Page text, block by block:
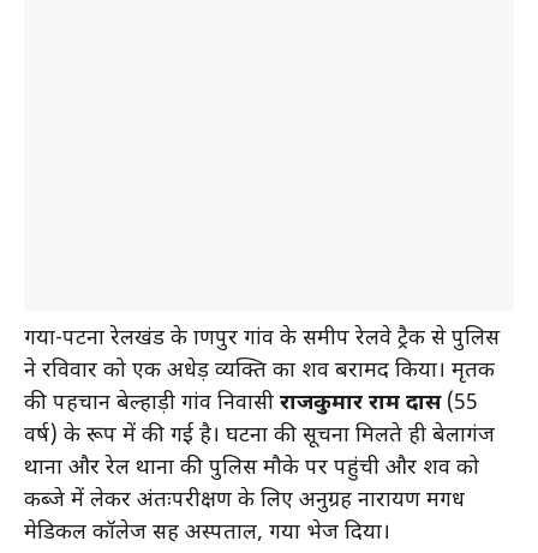
गया-पटना रेलखंड के प्राणपुर गांव के समीप रेलवे ट्रैक से पुलिस
ने रविवार को एक अधेड़ व्यक्ति का शव बरामद किया। मृतक
की पहचान बेल्हाड़ी गांव निवासी राजकुमार राम दास(55
वर्ष) के रूप में की गई है। घटना की सूचना मिलते ही बेलागंज
थाना और रेल थाना की पुलिस मौके पर पहुंची और शव को
कब्जे में लेकर अंतःपरीक्षण के लिए अनुग्रह नारायण मगध
मेडिकल कॉलेज सह अस्पताल, गया भेज दिया।